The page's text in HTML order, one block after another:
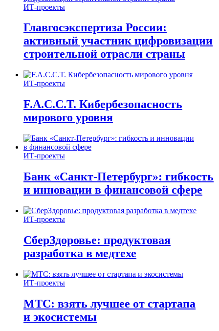
ИТ-проекты
Главгосэкспертиза России:
активный участник цифровизации
строительной отрасли страны
ИТ-проекты
F.A.C.C.T. Кибербезопасность
мирового уровня
ИТ-проекты
Банк «Санкт-Петербург»: гибкость
и инновации в финансовой сфере
ИТ-проекты
СберЗдоровье: продуктовая
разработка в медтехе
ИТ-проекты
МТС: взять лучшее от стартапа
и экосистемы